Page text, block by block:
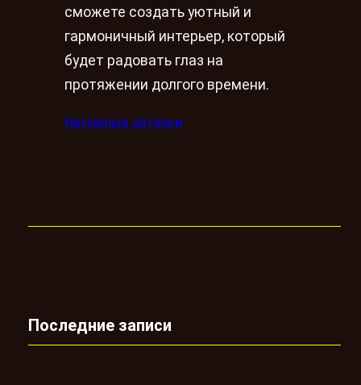
сможете создать уютный и
гармоничный интерьер, который
будет радовать глаз на
протяжении долгого времени.
Натяжные потолки
Последние записи